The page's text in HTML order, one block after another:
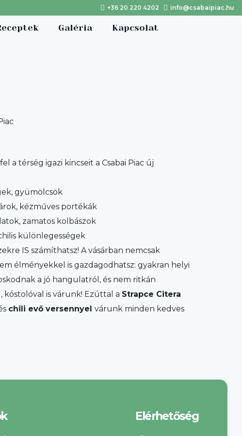
+36 20 220 4202 info@csabaipiac.hu
Galéria Kapcsolat
a térség igazi kincseit a Csabai Piac új
gyümölcsök
kézműves portékák
zamatos kolbászok
különlegességek
IS számíthatsz! A vásárban nemcsak
élményekkel is gazdagodhatsz: gyakran helyi
a jó hangulatról, és nem ritkán
is várunk! Ezúttal a Strapce Citera
chili evő versennyel várunk minden kedves
Elérhetőség